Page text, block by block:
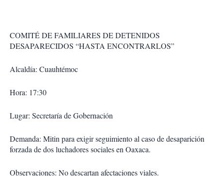
COMITÉ DE FAMILIARES DE DETENIDOS
DESAPARECIDOS “HASTA ENCONTRARLOS”
Alcaldía: Cuauhtémoc
Hora: 17:30
Lugar: Secretaría de Gobernación
Demanda: Mitin para exigir seguimiento al caso de desaparición
forzada de dos luchadores sociales en Oaxaca.
Observaciones: No descartan afectaciones viales.